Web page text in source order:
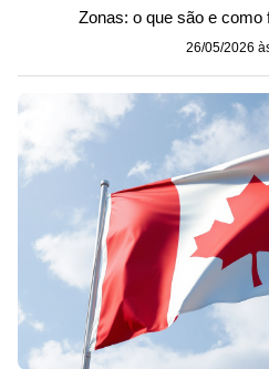
Zonas: o que são e como
26/05/2026